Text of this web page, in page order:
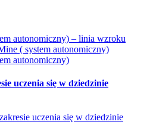
autonomiczny) – linia wzroku
( system autonomiczny)
autonomiczny)
uczenia się w dziedzinie
uczenia się w dziedzinie